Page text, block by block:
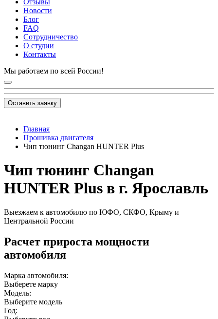
Отзывы
Новости
Блог
FAQ
Сотрудничество
О студии
Контакты
Мы работаем по всей России!
Оставить заявку
Главная
Прошивка двигателя
Чип тюнинг Changan HUNTER Plus
Чип тюнинг Changan
HUNTER Plus в г. Ярославль
Выезжаем к автомобилю по ЮФО, СКФО, Крыму и
Центральной России
Расчет прироста мощности
автомобиля
Марка автомобиля:
Выберете марку
Модель:
Выберите модель
Год: